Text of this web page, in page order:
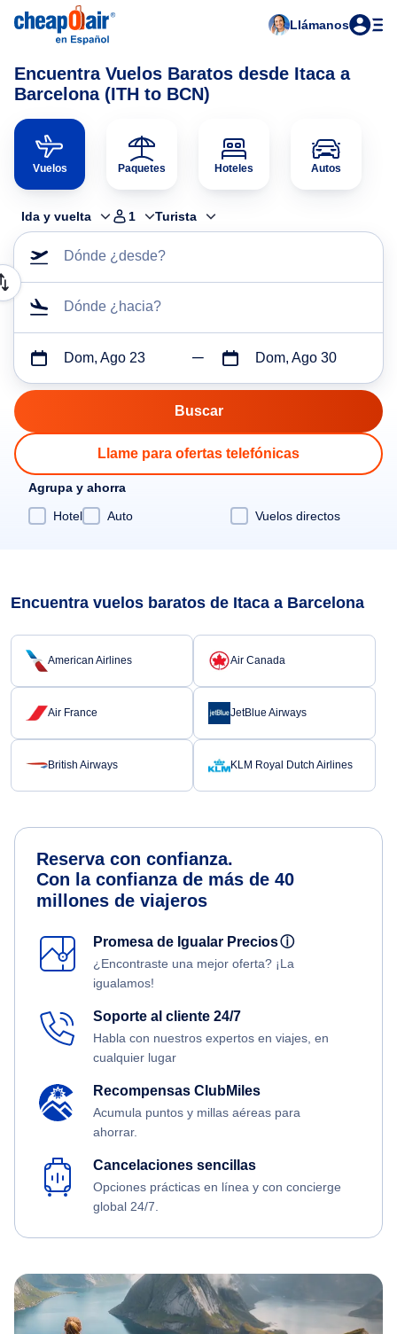
Llámanos
Encuentra Vuelos Baratos desde Itaca a
Barcelona (ITH to BCN)
Vuelos Paquetes Hoteles Autos
Ida y vuelta 1 Turista
Dónde ¿desde?
Dónde ¿hacia?
Dom, Ago 23 Dom, Ago 30
Llame para ofertas telefónicas
Agrupa y ahorra
Hotel
Auto Vuelos directos
Encuentra vuelos baratos de Itaca a Barcelona
American Airlines Air Canada
Air France JetBlue Airways
British Airways KLM Royal Dutch Airlines
Reserva con confianza.
Con la confianza de más de 40
millones de viajeros
Promesa de Igualar Preciosⓘ
¿Encontraste una mejor oferta? ¡La
igualamos!
Soporte al cliente 24/7
Habla con nuestros expertos en viajes, en
cualquier lugar
Recompensas ClubMiles
Acumula puntos y millas aéreas para
ahorrar.
Cancelaciones sencillas
Opciones prácticas en línea y con concierge
global 24/7.